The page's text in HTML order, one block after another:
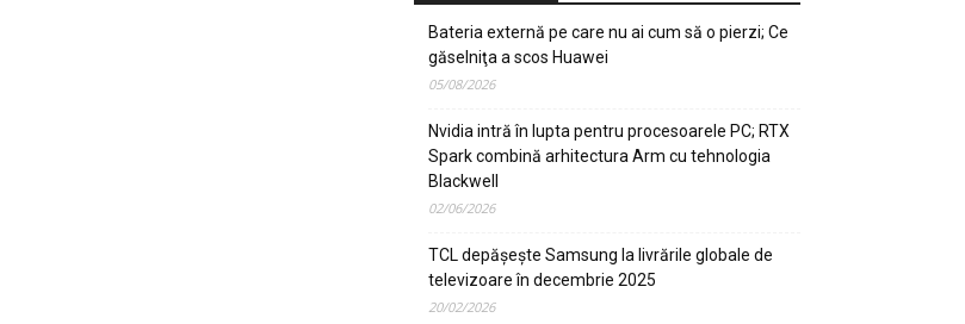
Bateria externă pe care nu ai cum să o pierzi; Ce
găselniţa a scos Huawei
05/08/2026
Nvidia intră în lupta pentru procesoarele PC; RTX
Spark combină arhitectura Arm cu tehnologia
Blackwell
02/06/2026
TCL depășește Samsung la livrările globale de
televizoare în decembrie 2025
20/02/2026